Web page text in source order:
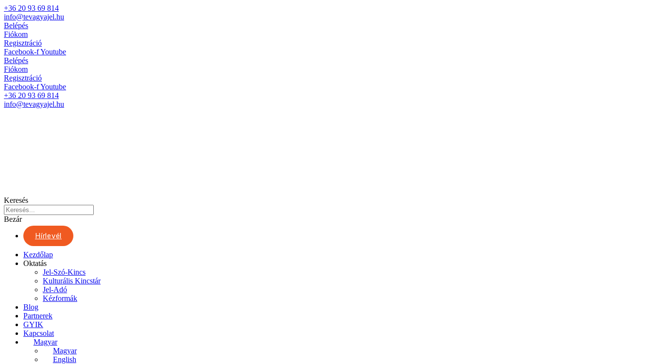
+36 20 93 69 814
info@tevagyajel.hu
Belépés
Fiókom
Regisztráció
Facebook-fYoutube
Belépés
Fiókom
Regisztráció
Facebook-fYoutube
+36 20 93 69 814
info@tevagyajel.hu
Keresés
Bezár
Hírlevél
Kezdőlap
Oktatás
Jel-Szó-Kincs
Kulturális Kincstár
Jel-Adó
Kézformák
Blog
Partnerek
GYIK
Kapcsolat
Magyar
Magyar
English